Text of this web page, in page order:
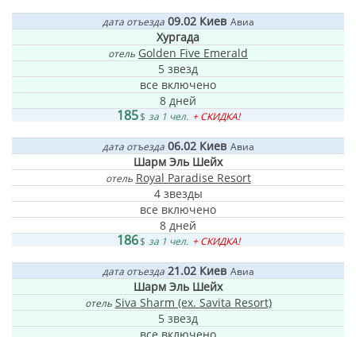
дата отъезда 09.02Киев Авиа
Хургада
отель Golden Five Emerald
5 звезд
все включено
8 дней
185$ за 1 чел. + СКИДКА!
дата отъезда 06.02Киев Авиа
Шарм Эль Шейх
отель Royal Paradise Resort
4 звезды
все включено
8 дней
186$ за 1 чел. + СКИДКА!
дата отъезда 21.02Киев Авиа
Шарм Эль Шейх
отель Siva Sharm (ex. Savita Resort)
5 звезд